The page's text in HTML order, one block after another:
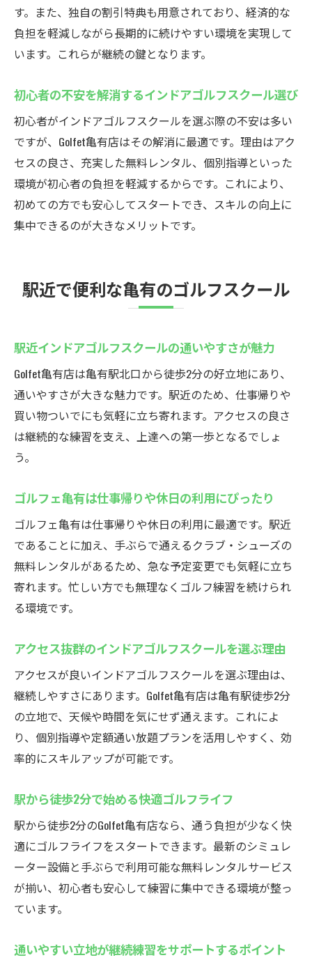
す。また、独自の割引特典も用意されており、経済的な
負担を軽減しながら長期的に続けやすい環境を実現して
います。これらが継続の鍵となります。
初心者の不安を解消するインドアゴルフスクール選び
初心者がインドアゴルフスクールを選ぶ際の不安は多い
ですが、Golfet亀有店はその解消に最適です。理由はアク
セスの良さ、充実した無料レンタル、個別指導といった
環境が初心者の負担を軽減するからです。これにより、
初めての方でも安心してスタートでき、スキルの向上に
集中できるのが大きなメリットです。
駅近で便利な亀有のゴルフスクール
駅近インドアゴルフスクールの通いやすさが魅力
Golfet亀有店は亀有駅北口から徒歩2分の好立地にあり、
通いやすさが大きな魅力です。駅近のため、仕事帰りや
買い物ついでにも気軽に立ち寄れます。アクセスの良さ
は継続的な練習を支え、上達への第一歩となるでしょ
う。
ゴルフェ亀有は仕事帰りや休日の利用にぴったり
ゴルフェ亀有は仕事帰りや休日の利用に最適です。駅近
であることに加え、手ぶらで通えるクラブ・シューズの
無料レンタルがあるため、急な予定変更でも気軽に立ち
寄れます。忙しい方でも無理なくゴルフ練習を続けられ
る環境です。
アクセス抜群のインドアゴルフスクールを選ぶ理由
アクセスが良いインドアゴルフスクールを選ぶ理由は、
継続しやすさにあります。Golfet亀有店は亀有駅徒歩2分
の立地で、天候や時間を気にせず通えます。これによ
り、個別指導や定額通い放題プランを活用しやすく、効
率的にスキルアップが可能です。
駅から徒歩2分で始める快適ゴルフライフ
駅から徒歩2分のGolfet亀有店なら、通う負担が少なく快
適にゴルフライフをスタートできます。最新のシミュレ
ーター設備と手ぶらで利用可能な無料レンタルサービス
が揃い、初心者も安心して練習に集中できる環境が整っ
ています。
通いやすい立地が継続練習をサポートするポイント